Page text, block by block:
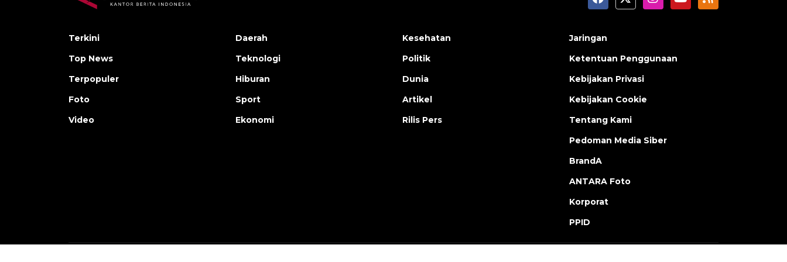
Terkini
Top News
Terpopuler
Foto
Video
Daerah
Teknologi
Hiburan
Sport
Ekonomi
Kesehatan
Politik
Dunia
Artikel
Rilis Pers
Jaringan
Ketentuan Penggunaan
Kebijakan Privasi
Kebijakan Cookie
Tentang Kami
Pedoman Media Siber
BrandA
ANTARA Foto
Korporat
PPID